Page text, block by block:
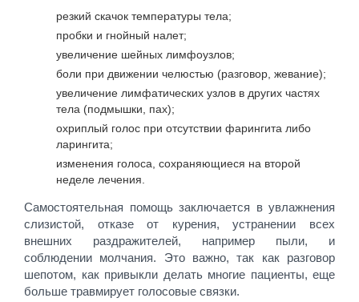
резкий скачок температуры тела;
пробки и гнойный налет;
увеличение шейных лимфоузлов;
боли при движении челюстью (разговор, жевание);
увеличение лимфатических узлов в других частях
тела (подмышки, пах);
охриплый голос при отсутствии фарингита либо
ларингита;
изменения голоса, сохраняющиеся на второй
неделе лечения.
Самостоятельная помощь заключается в увлажнения
слизистой, отказе от курения, устранении всех
внешних раздражителей, например пыли, и
соблюдении молчания. Это важно, так как разговор
шепотом, как привыкли делать многие пациенты, еще
больше травмирует голосовые связки.